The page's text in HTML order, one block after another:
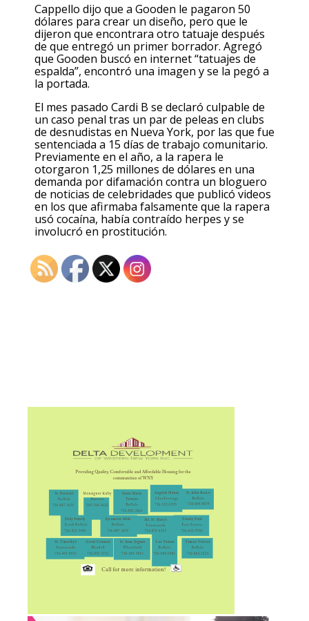
Cappello dijo que a Gooden le pagaron 50
dólares para crear un diseño, pero que le
dijeron que encontrara otro tatuaje después
de que entregó un primer borrador. Agregó
que Gooden buscó en internet “tatuajes de
espalda”, encontró una imagen y se la pegó a
la portada.
El mes pasado Cardi B se declaró culpable de
un caso penal tras un par de peleas en clubs
de desnudistas en Nueva York, por las que fue
sentenciada a 15 días de trabajo comunitario.
Previamente en el año, a la rapera le
otorgaron 1,25 millones de dólares en una
demanda por difamación contra un bloguero
de noticias de celebridades que publicó videos
en los que afirmaba falsamente que la rapera
usó cocaína, había contraído herpes y se
involucró en prostitución.